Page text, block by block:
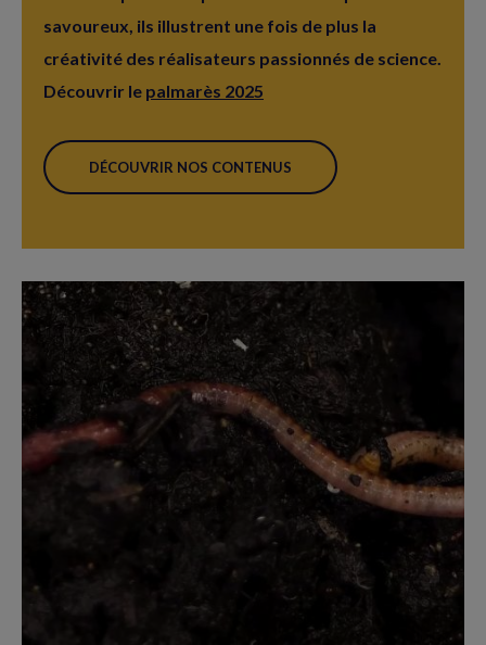
savoureux, ils illustrent une fois de plus la
créativité des réalisateurs passionnés de science.
Découvrir le palmarès 2025
DÉCOUVRIR NOS CONTENUS